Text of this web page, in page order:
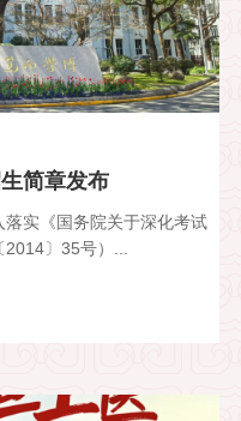
简章发布
实《国务院关于深化考试
〕35号）...